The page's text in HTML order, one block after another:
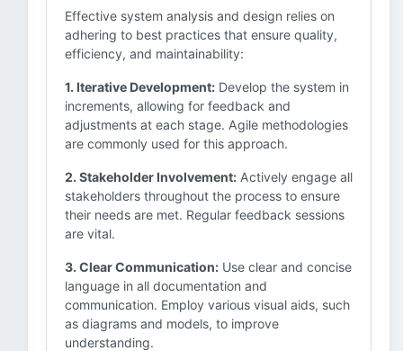
Effective system analysis and design relies on
adhering to best practices that ensure quality,
efficiency, and maintainability:
1. Iterative Development: Develop the system in
increments, allowing for feedback and
adjustments at each stage. Agile methodologies
are commonly used for this approach.
2. Stakeholder Involvement: Actively engage all
stakeholders throughout the process to ensure
their needs are met. Regular feedback sessions
are vital.
3. Clear Communication: Use clear and concise
language in all documentation and
communication. Employ various visual aids, such
as diagrams and models, to improve
understanding.